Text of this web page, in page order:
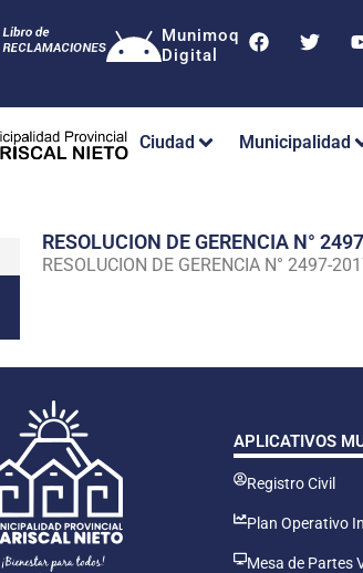
Munimoq
Digital
Ciudad Municipalidad
RESOLUCION DE GERENCIA N°
RESOLUCION DE GERENCIA N° 2497-
APLICATIVOS
Registro Civil
Plan Operativo
Mesa de Partes